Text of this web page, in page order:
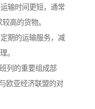
输时间更短，通常
高的货物。
期的运输服务，减
。
列的重要组成部
欧亚经济联盟的对